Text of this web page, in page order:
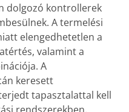
dolgozó kontrollerek
A termelési
elengedhetetlen a
valamint a
A
keresett
tapasztalattal kell